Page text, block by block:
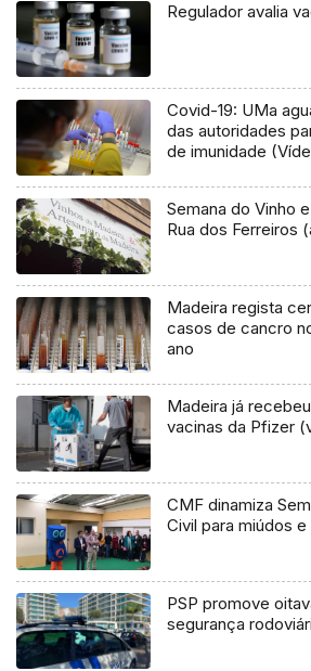
Regulador avalia
Covid-19: UMa
das autoridades
de imunidade
Semana do Vinho
Rua dos Ferreiros
Madeira regista
casos de cancro
ano
Madeira já
vacinas da Pfizer
CMF dinamiza
Civil para miúdos
PSP promove
segurança